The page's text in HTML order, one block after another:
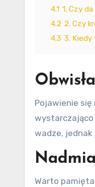
4.1 1. Czy
4.2 2. Czy
4.3 3.
Pojawienie
wystarczająco
wadze,
Warto